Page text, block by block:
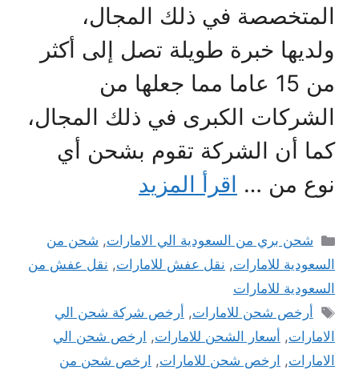
المتخصصة في ذلك المجال،
ولديها خبرة طويلة تصل إلى أكثر
من 15 عاما مما جعلها من
الشركات الكبرى في ذلك المجال،
كما أن الشركة تقوم بشحن أي
نوع من … اقرأ المزيد
التصنيفات
شحن بري من السعودية الي الامارات, شحن من
السعودية للامارات, نقل عفش للامارات, نقل عفش من
السعودية للامارات
الوسوم
أرخص شحن للامارات, أرخص شركة شحن الي
الامارات, أسعار الشحن للامارات, ارخص شحن الي
الامارات, ارخص شحن للامارات, ارخص شحن من